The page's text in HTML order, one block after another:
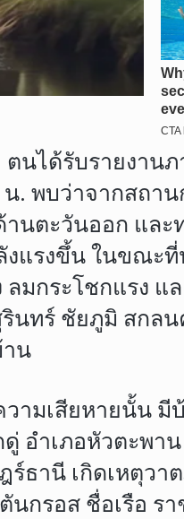
นได้รับรายงาน
น. พบว่าจากสถ
นตะวันออก แล
แรงขึ้น ในขณะ
ระโชกแรง แล
นทร์ ชัยภูมิ สกล
าน
ามเสียหายนั้น
อำเภอหัวตะพา
ร์ธานี เกิดเหตุ
นกรอส ชื่อเรือ